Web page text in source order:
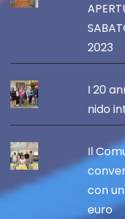
2023
I 20
nido
Il
con
euro